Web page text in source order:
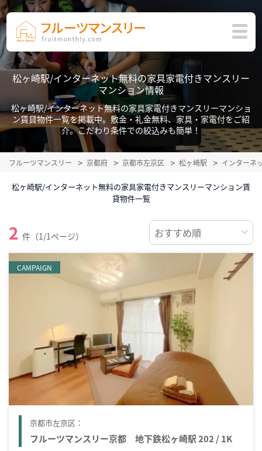
松ヶ崎駅/インターネット無料の家具家電付きマンスリー
マンション情報
松ヶ崎駅/インターネット無料の家具家電付きマンスリーマンショ
ン賃貸物件一覧を掲載中。敷金・礼金無料、家具・家電付をご紹
介。こだわり条件での絞込みも簡単！
フルーツマンスリー 京都府 京都市左京区 松ヶ崎駅 インターネ
松ヶ崎駅/インターネット無料の家具家電付きマンスリーマンション賃
貸物件一覧
2 件（1/1ページ）
CAMPAIGN
京都市左京区：
フルーツマンスリー京都 地下鉄松ヶ崎駅 202 / 1K